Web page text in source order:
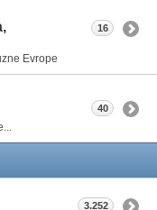
Evrope
16
40
3.252